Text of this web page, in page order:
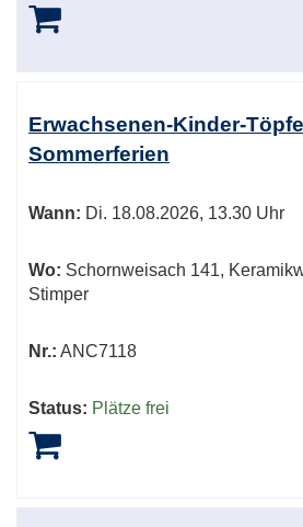
Erwachsenen-Kinder-
Sommerferien
Wann: Di. 18.08.2026, 13.30 Uhr
Wo: Schornweisach 141,
Stimper
Nr.: ANC7118
Status: Plätze frei